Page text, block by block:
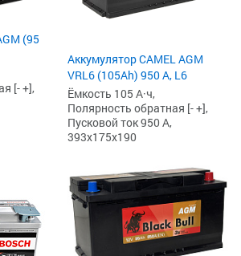
(95
[- +],
Аккумулятор CAMEL AGM
VRL6 (105Ah) 950 А, L6
Ёмкость 105 А·ч,
Полярность обратная [- +],
Пусковой ток 950 А,
393x175x190